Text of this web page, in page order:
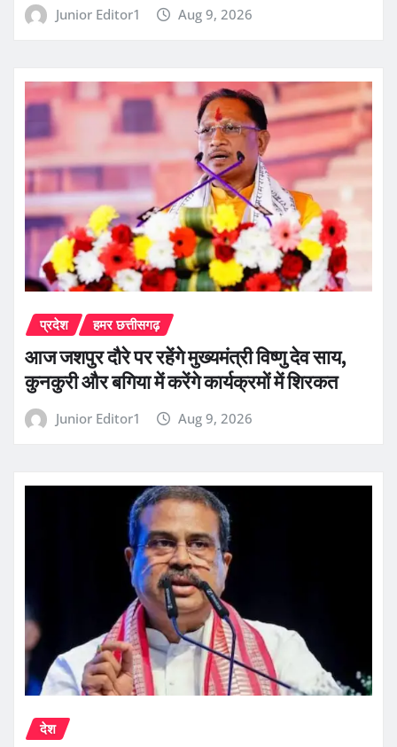
Junior Editor1 Aug 9, 2026
प्रदेश हमर छत्तीसगढ़
आज जशपुर दौरे पर रहेंगे मुख्यमंत्री विष्णु देव साय,
कुनकुरी और बगिया में करेंगे कार्यक्रमों में शिरकत
Junior Editor1 Aug 9, 2026
देश